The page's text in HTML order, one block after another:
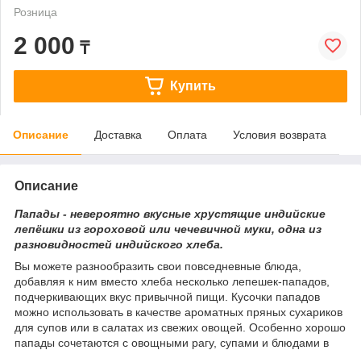
Розница
2 000 ₸
Купить
Описание Доставка Оплата Условия возврата
Описание
Папады - невероятно вкусные хрустящие индийские
лепёшки из гороховой или чечевичной муки, одна из
разновидностей индийского хлеба.
Вы можете разнообразить свои повседневные блюда,
добавляя к ним вместо хлеба несколько лепешек-пападов,
подчеркивающих вкус привычной пищи. Кусочки пападов
можно использовать в качестве ароматных пряных сухариков
для супов или в салатах из свежих овощей. Особенно хорошо
папады сочетаются с овощными рагу, супами и блюдами в